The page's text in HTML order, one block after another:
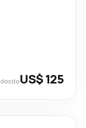
desdeUS$ 125